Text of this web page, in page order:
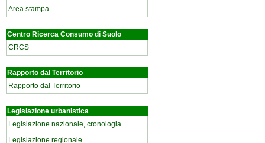
Area stampa
Centro Ricerca Consumo di Suolo
CRCS
Rapporto dal Territorio
Rapporto dal Territorio
Legislazione urbanistica
Legislazione nazionale, cronologia
Legislazione regionale